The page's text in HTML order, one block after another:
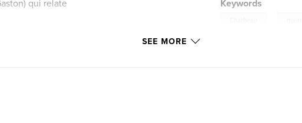
qui relate
Keywords
SEE MORE